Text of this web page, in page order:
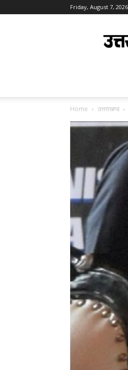
Friday, August 7, 2026
Home उत्तराखण्ड